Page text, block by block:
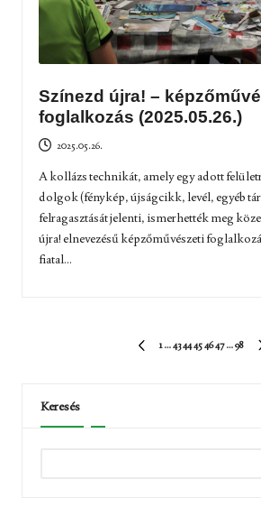
Színezd újra! –
foglalkozás (2025.05.26.)
2025.05.26.
A kollázs technikát, amely egy adott
dolgok (fénykép, újságcikk, levél, egyéb
felragasztását jelenti, ismerhették meg
újra! elnevezésű képzőművészeti
fiatal...
BejegyzésekELŐZŐ
1 …4344454647 …98
Keresés